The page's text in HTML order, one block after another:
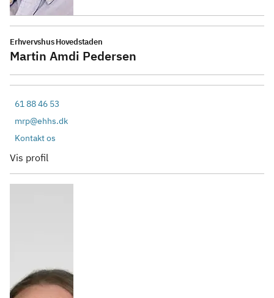
Erhvervshus Hovedstaden
Martin Amdi Pedersen
61 88 46 53
mrp@ehhs.dk
Kontakt os
Vis profil